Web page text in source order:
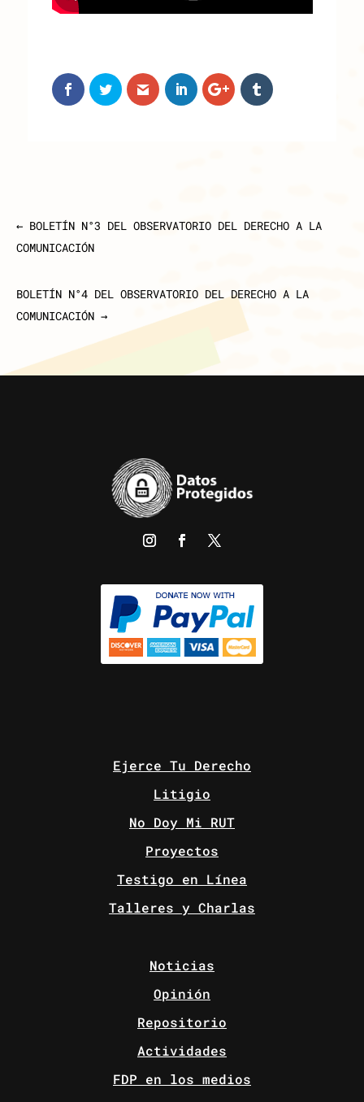
← BOLETÍN N°3 DEL OBSERVATORIO DEL DERECHO A LA
COMUNICACIÓN
BOLETÍN N°4 DEL OBSERVATORIO DEL DERECHO A LA
COMUNICACIÓN →
Ejerce Tu Derecho
Litigio
No Doy Mi RUT
Proyectos
Testigo en Línea
Talleres y Charlas
Noticias
Opinión
Repositorio
Actividades
FDP en los medios